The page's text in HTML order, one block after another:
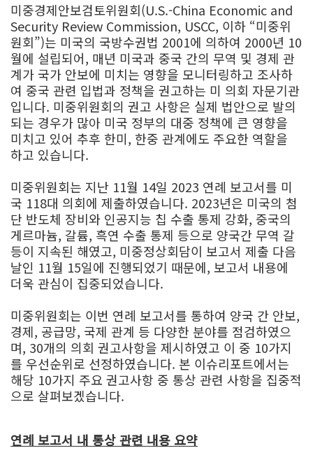
미중경제안보검토위원회(U.S.-China Economic and
Security Review Commission, USCC, 이하 “미중위
원회”)는 미국의 국방수권법 2001에 의하여 2000년 10
월에 설립되어, 매년 미국과 중국 간의 무역 및 경제 관
계가 국가 안보에 미치는 영향을 모니터링하고 조사하
여 중국 관련 입법과 정책을 권고하는 미 의회 자문기관
입니다. 미중위원회의 권고 사항은 실제 법안으로 발의
되는 경우가 많아 미국 정부의 대중 정책에 큰 영향을
미치고 있어 추후 한미, 한중 관계에도 주요한 역할을
하고 있습니다.
미중위원회는 지난 11월 14일 2023 연례 보고서를 미
국 118대 의회에 제출하였습니다. 2023년은 미국의 첨
단 반도체 장비와 인공지능 칩 수출 통제 강화, 중국의
게르마늄, 갈륨, 흑연 수출 통제 등으로 양국간 무역 갈
등이 지속된 해였고, 미중정상회담이 보고서 제출 다음
날인 11월 15일에 진행되었기 때문에, 보고서 내용에
더욱 관심이 집중되었습니다.
미중위원회는 이번 연례 보고서를 통하여 양국 간 안보,
경제, 공급망, 국제 관계 등 다양한 분야를 점검하였으
며, 30개의 의회 권고사항을 제시하였고 이 중 10가지
를 우선순위로 선정하였습니다. 본 이슈리포트에서는
해당 10가지 주요 권고사항 중 통상 관련 사항을 집중적
으로 살펴보겠습니다.
연례 보고서 내 통상 관련 내용 요약